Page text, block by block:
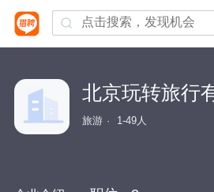
北京玩转旅行
旅游 1-49人